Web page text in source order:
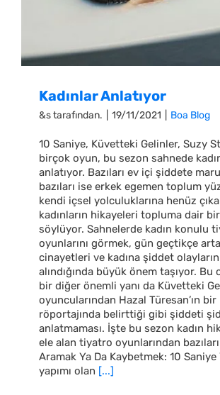
Kadınlar Anlatıyor
&s tarafından. 19/11/2021 Boa Blog
10 Saniye, Küvetteki Gelinler, Suzy
birçok oyun, bu sezon sahnede
anlatıyor. Bazıları ev içi şiddete
bazıları ise erkek egemen toplum
kendi içsel yolculuklarına henüz
kadınların hikayeleri topluma dair
söylüyor. Sahnelerde kadın konulu
oyunlarını görmek, gün geçtikçe
cinayetleri ve kadına şiddet
alındığında büyük önem taşıyor. Bu
bir diğer önemli yanı da Küvetteki
oyuncularından Hazal Türesan’ın bir
röportajında belirttiği gibi şiddeti
anlatmaması. İşte bu sezon kadın
ele alan tiyatro oyunlarından
Aramak Ya Da Kaybetmek: 10 Saniye
yapımı olan [...]